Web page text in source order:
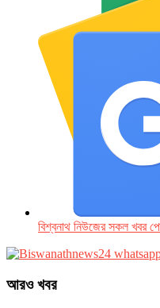
বিশ্বনাথ নিউজের সকল খবর
আরও খবর